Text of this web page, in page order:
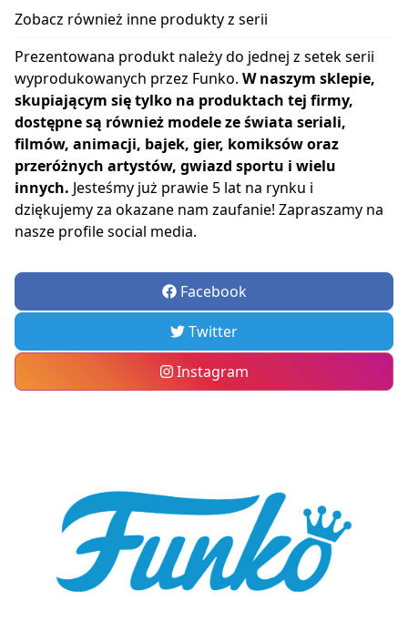
Zobacz również inne produkty z serii
Prezentowana produkt należy do jednej z setek serii
wyprodukowanych przez Funko. W naszym sklepie,
skupiającym się tylko na produktach tej firmy,
dostępne są również modele ze świata seriali,
filmów, animacji, bajek, gier, komiksów oraz
przeróżnych artystów, gwiazd sportu i wielu
innych. Jesteśmy już prawie 5 lat na rynku i
dziękujemy za okazane nam zaufanie! Zapraszamy na
nasze profile social media.
Facebook
Twitter
Instagram